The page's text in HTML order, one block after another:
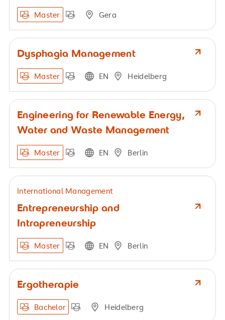
Master Gera
Dysphagia Management
Master EN Heidelberg
Engineering for Renewable Energy,
Water and Waste Management
Master EN Berlin
International Management
Entrepreneurship and
Intrapreneurship
Master EN Berlin
Ergotherapie
Bachelor Heidelberg